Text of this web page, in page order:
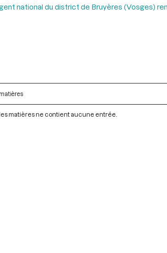
national du district de Bruyères (Vosges)
matières ne contient aucune entrée.